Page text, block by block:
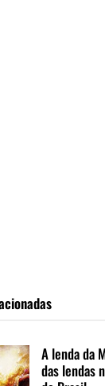
A lenda da
das lendas